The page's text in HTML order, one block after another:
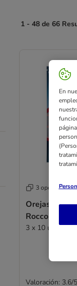
1 - 48 de 66
3 opciones
Orejas de
Rocco
3 x 10 unidades
Valoración: 3.6/5
En